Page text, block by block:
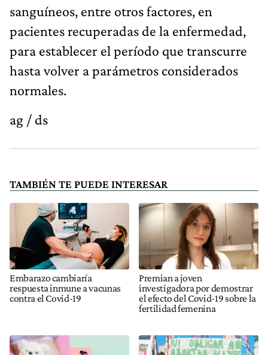
sanguíneos, entre otros factores, en
pacientes recuperadas de la enfermedad,
para establecer el período que transcurre
hasta volver a parámetros considerados
normales.
ag / ds
TAMBIÉN TE PUEDE INTERESAR
Embarazo cambiaría
respuesta inmune a vacunas
contra el Covid-19
Premian a joven
investigadora por demostrar
el efecto del Covid-19 sobre la
fertilidad femenina